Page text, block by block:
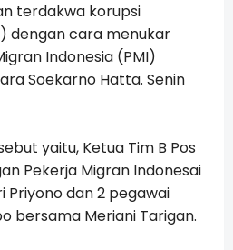
terdakwa korupsi
dengan cara menukar
Indonesia (PMI)
Soekarno Hatta. Senin
yaitu, Ketua Tim B Pos
Pekerja Migran Indonesai
Priyono dan 2 pegawai
bersama Meriani Tarigan.